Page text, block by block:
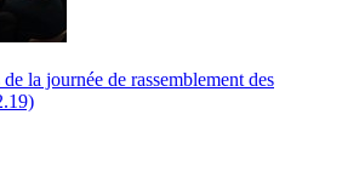
la journée de rassemblement des